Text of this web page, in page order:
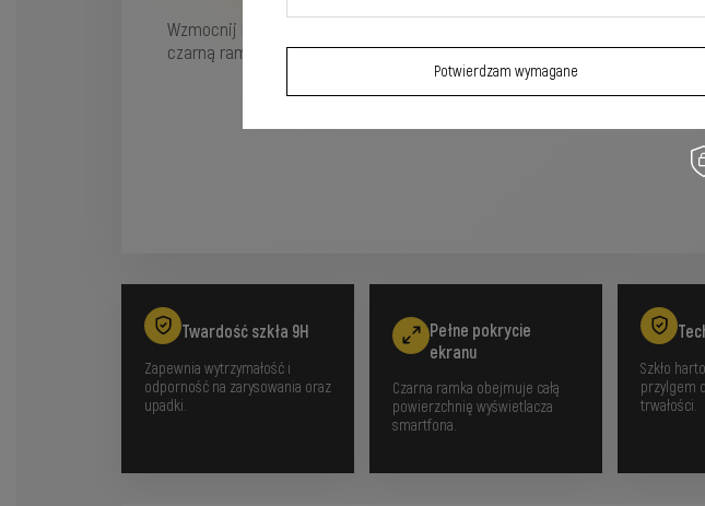
Wzmocnij bezpieczeństwo swojego urządzenia szkłem hartowanym Full Glue
czarną ramką, zapewniającym wytrzymałość 9H i odporność na upadki.
Twardość szkła 9H
Zapewnia wytrzymałość i
odporność na zarysowania oraz
upadki.
Pełne pokrycie
ekranu
Czarna ramka obejmuje całą
powierzchnię wyświetlacza
smartfona.
Szkło
przylgem
trwałości.
Potwierdzam wymagane